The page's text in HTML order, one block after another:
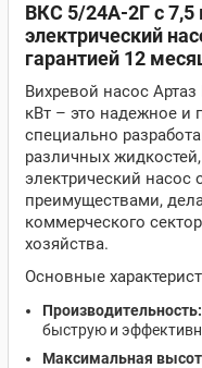
ВКС 5/24А-2Г с
электрический
гарантией 12
Вихревой насос
кВт – это надежное и
специально
различных
электрический насос
преимуществами,
коммерческого
хозяйства.
Основные
Производительность:
быструю и
Максимальная